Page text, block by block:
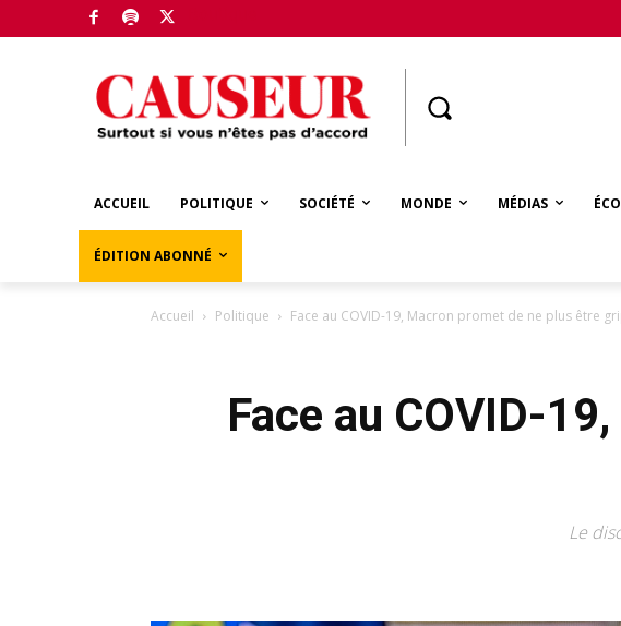
ACCUEIL POLITIQUE SOCIÉTÉ MONDE MÉDIAS
ÉDITION ABONNÉ
Accueil Politique Face au COVID-19, Macron promet de ne plus être
Face au COVID-
Le